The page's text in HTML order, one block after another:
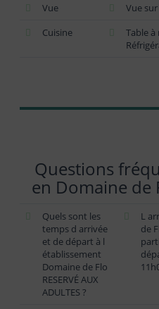
Vue
Vue
Cuisine
Table
Questions
en Domaine de
Quels sont les
temps d arrivée
et de départ à l
établissement
Domaine de Flo
RESERVÉ AUX
ADULTES ?
L
de